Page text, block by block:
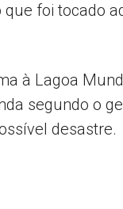
foi tocado
à Lagoa
segundo o
desastre.